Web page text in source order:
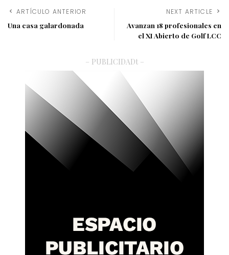
ARTÍCULO ANTERIOR
Una casa galardonada
NEXT ARTICLE
Avanzan 18 profesionales en
el XI Abierto de Golf LCC
– PUBLICIDADt –